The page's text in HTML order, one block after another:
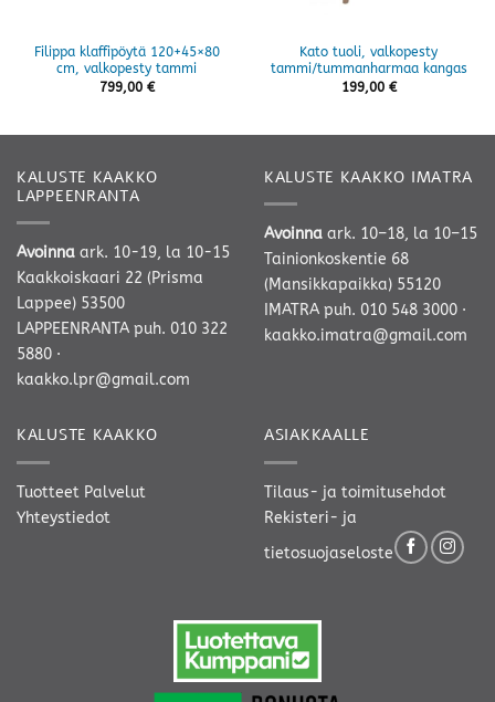
Filippa klaffipöytä 120+45×80
cm, valkopesty tammi
799,00 €
Kato tuoli, valkopesty
tammi/tummanharmaa kangas
199,00 €
KALUSTE KAAKKO
LAPPEENRANTA
Avoinna ark. 10-19, la 10-15
Kaakkoiskaari 22 (Prisma
Lappee) 53500
LAPPEENRANTA puh. 010 322
5880 ·
kaakko.lpr@gmail.com
KALUSTE KAAKKO IMATRA
Avoinna ark. 10–18, la 10–15
Tainionkoskentie 68
(Mansikkapaikka) 55120
IMATRA puh. 010 548 3000 ·
kaakko.imatra@gmail.com
KALUSTE KAAKKO
Tuotteet Palvelut
Yhteystiedot
ASIAKKAALLE
Tilaus- ja toimitusehdot
Rekisteri- ja
tietosuojaseloste